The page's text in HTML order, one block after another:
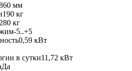
мм
190 кг
280 кг
-5..+5
0,59 кВт
в сутки11,72 кВт
Да